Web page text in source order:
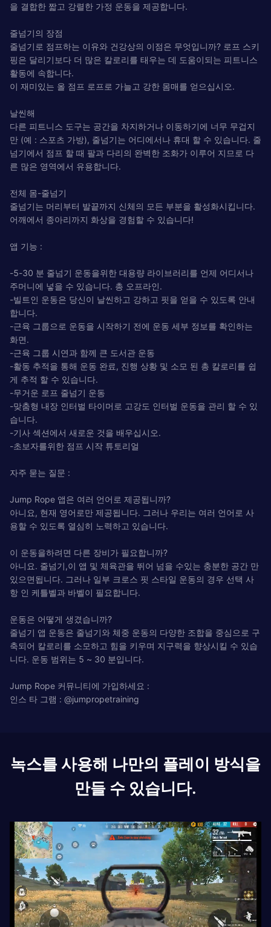
을 결합한 짧고 강렬한 가정 운동을 제공합니다.
줄넘기의 장점
줄넘기로 점프하는 이유와 건강상의 이점은 무엇입니까? 로프 스키
핑은 달리기보다 더 많은 칼로리를 태우는 데 도움이되는 피트니스
활동에 속합니다.
이 재미있는 올 점프 로프로 가늘고 강한 몸매를 얻으십시오.
날씬해
다른 피트니스 도구는 공간을 차지하거나 이동하기에 너무 무겁지
만 (예 : 스포츠 가방), 줄넘기는 어디에서나 휴대 할 수 있습니다. 줄
넘기에서 점프 할 때 팔과 다리의 완벽한 조화가 이루어 지므로 다
른 많은 영역에서 유용합니다.
전체 몸-줄넘기
줄넘기는 머리부터 발끝까지 신체의 모든 부분을 활성화시킵니다.
어깨에서 종아리까지 화상을 경험할 수 있습니다!
앱 기능 :
-5-30 분 줄넘기 운동을위한 대용량 라이브러리를 언제 어디서나
주머니에 넣을 수 있습니다. 총 오프라인.
-빌트인 운동은 당신이 날씬하고 강하고 핏을 얻을 수 있도록 안내
합니다.
-근육 그룹으로 운동을 시작하기 전에 운동 세부 정보를 확인하는
화면.
-근육 그룹 시연과 함께 큰 도서관 운동
-활동 추적을 통해 운동 완료, 진행 상황 및 소모 된 총 칼로리를 쉽
게 추적 할 수 있습니다.
-무거운 로프 줄넘기 운동
-맞춤형 내장 인터벌 타이머로 고강도 인터벌 운동을 관리 할 수 ​​있
습니다.
-기사 섹션에서 새로운 것을 배우십시오.
-초보자를위한 점프 시작 튜토리얼
자주 묻는 질문 :
Jump Rope 앱은 여러 언어로 제공됩니까?
아니요, 현재 영어로만 제공됩니다. 그러나 우리는 여러 언어로 사
용할 수 있도록 열심히 노력하고 있습니다.
이 운동을하려면 다른 장비가 필요합니까?
아니요. 줄넘기,이 앱 및 체육관을 뛰어 넘을 수있는 충분한 공간 만
있으면됩니다. 그러나 일부 크로스 핏 스타일 운동의 경우 선택 사
항 인 케틀벨과 바벨이 필요합니다.
운동은 어떻게 생겼습니까?
줄넘기 앱 운동은 줄넘기와 체중 운동의 다양한 조합을 중심으로 구
축되어 칼로리를 소모하고 힘을 키우며 지구력을 향상시킬 수 있습
니다. 운동 범위는 5 ~ 30 분입니다.
Jump Rope 커뮤니티에 가입하세요 :
인스 타 그램 : @jumpropetraining
녹스를 사용해 나만의 플레이 방식을
만들 수 있습니다.